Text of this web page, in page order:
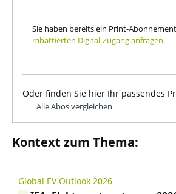
Sie haben bereits ein Print-
rabattierten Digital-Zugang anfragen.
Oder finden Sie hier Ihr passendes
Alle Abos vergleichen
Kontext zum Thema:
Global EV Outlook 2026